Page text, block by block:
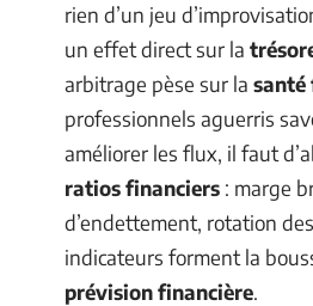
rien d’un jeu
un effet direct sur la
arbitrage pèse sur la santé
professionnels aguerris
améliorer les flux, il faut
ratios financiers : marge
d’endettement, rotation
indicateurs forment la
prévision financière.